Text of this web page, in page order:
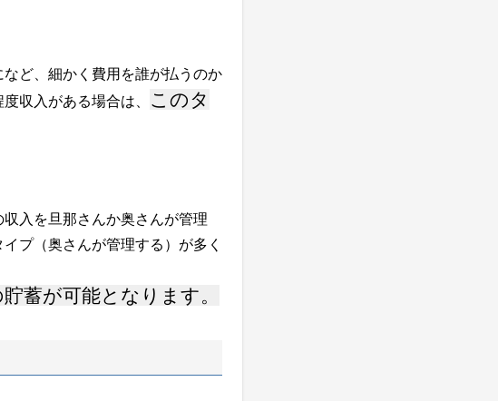
ど、細かく費用を誰が払うのか
収入がある場合は、
このタ
入を旦那さんか奥さんが管理
プ（奥さんが管理する）が多く
蓄が可能となります。